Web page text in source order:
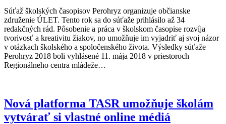
Súťaž školských časopisov Perohryz organizuje občianske
združenie ÚLET. Tento rok sa do súťaže prihlásilo až 34
redakčných rád. Pôsobenie a práca v školskom časopise rozvíja
tvorivosť a kreativitu žiakov, no umožňuje im vyjadriť aj svoj názor
v otázkach školského a spoločenského života. Výsledky súťaže
Perohryz 2018 boli vyhlásené 11. mája 2018 v priestoroch
Regionálneho centra mládeže…
Nová platforma TASR umožňuje školám
vytvárať si vlastné online médiá